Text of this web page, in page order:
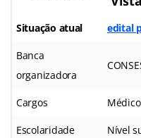
Situação atual edital
Banca
organizadora
Cargos
Escolaridade Nível